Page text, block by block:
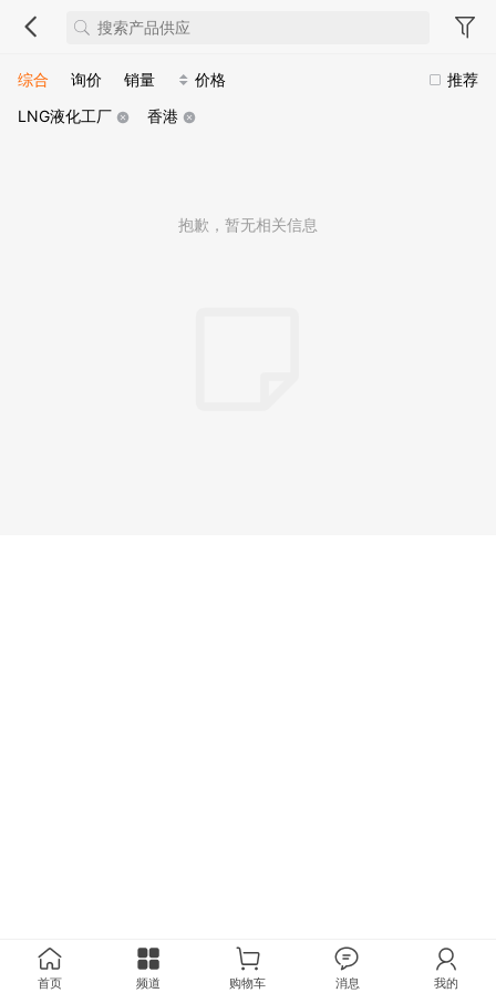
推荐
综合 询价 销量
价格
LNG液化工厂
香港
抱歉，暂无相关信息
首页 频道 购物车 消息 我的